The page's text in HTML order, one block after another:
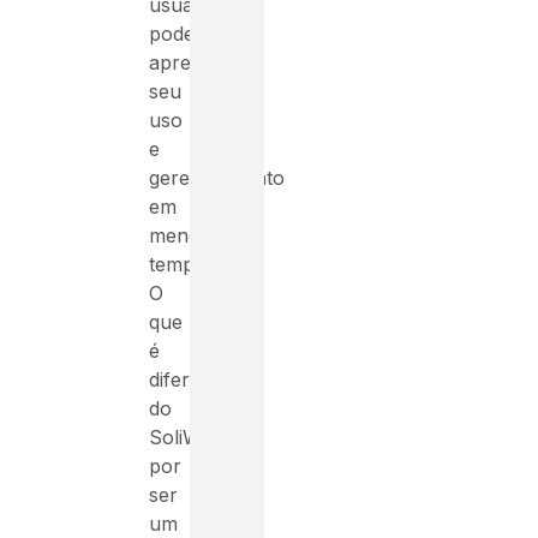
usuário
poderá
aprender
seu
uso
e
gerenciamento
em
menos
tempo.
O
que
é
diferente
do
SoliWorks,
por
ser
um